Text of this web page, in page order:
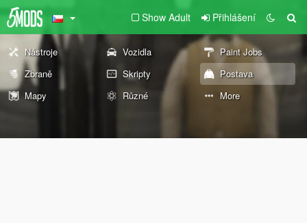
Show Adult Přihlášení
Nástroje Vozidla
Paint Jobs
Zbraně
Skripty
Postava
Mapy
Různé More